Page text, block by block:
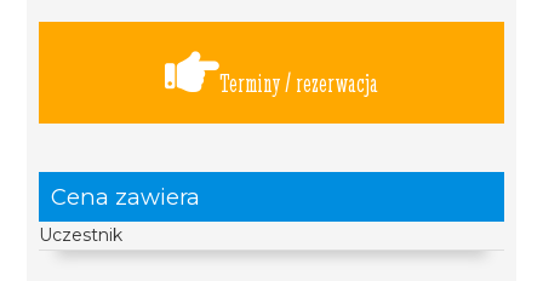
Terminy / rezerwacja
Cena zawiera
Uczestnik